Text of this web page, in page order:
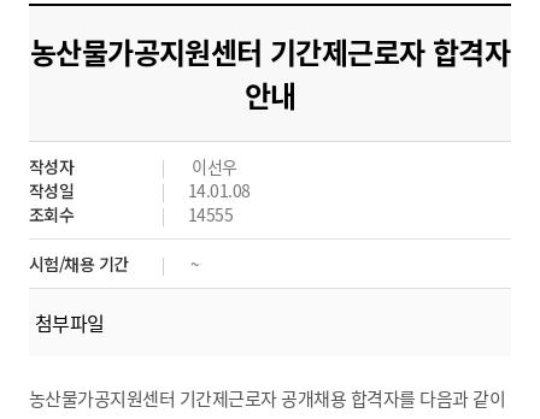
도
시
군
산
농산물가공지원센터 기간제근로자 합격자
안내
작성자
이선우
작성일
14.01.08
조회수
14555
시험/채용 기간 ~
첨부파일
농산물가공지원센터 기간제근로자 공개채용 합격자를 다음과 같이